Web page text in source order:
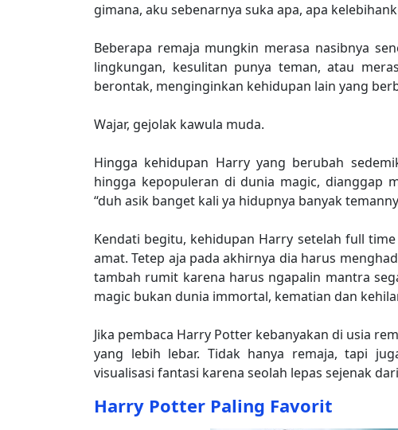
gimana, aku sebenarnya suka apa, apa
Beberapa remaja mungkin merasa nasibnya
lingkungan, kesulitan punya teman, atau
berontak, menginginkan kehidupan lain yang
Wajar, gejolak kawula muda.
Hingga kehidupan Harry yang berubah
hingga kepopuleran di dunia magic, dianggap
“duh asik banget kali ya hidupnya banyak
Kendati begitu, kehidupan Harry setelah full
amat. Tetep aja pada akhirnya dia harus
tambah rumit karena harus ngapalin mantra
magic bukan dunia immortal, kematian dan
Jika pembaca Harry Potter kebanyakan di usia
yang lebih lebar. Tidak hanya remaja, tapi
visualisasi fantasi karena seolah lepas sejenak
Harry Potter Paling Favorit